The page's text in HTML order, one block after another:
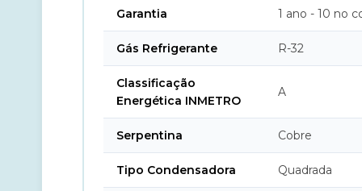
Garantia 1 ano - 10 no
Gás Refrigerante R-32
Classificação
Energética INMETRO
A
Serpentina Cobre
Tipo Condensadora Quadrada